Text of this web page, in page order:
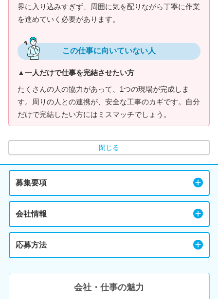
界に入り込みすぎず、周囲に気を配りながら丁寧に作業
を進めていく必要があります。
この仕事に向いていない人
▲一人だけで仕事を完結させたい方
たくさんの人の協力があって、1つの現場が完成しま
す。周りの人との連携が、安全な工事のカギです。自分
だけで完結したい方にはミスマッチでしょう。
閉じる
募集要項
会社情報
応募方法
会社・仕事の魅力